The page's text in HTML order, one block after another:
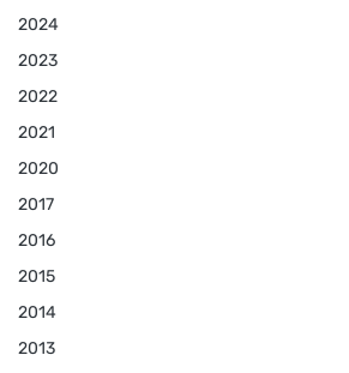
2024
2023
2022
2021
2020
2017
2016
2015
2014
2013